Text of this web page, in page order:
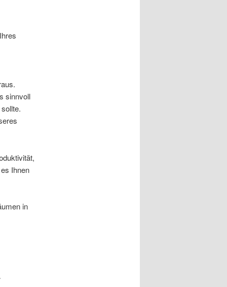
sinnvoll
Ihnen
in